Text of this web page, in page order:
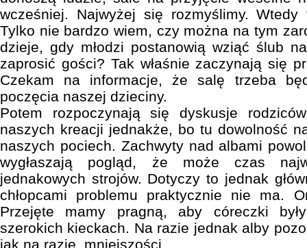
wcześniej. Najwyżej się rozmyślimy.
Tylko nie bardzo wiem, czy można na tym
dzieje, gdy młodzi postanowią wziąć ślub
zaprosić gości? Tak właśnie zaczynają się
Czekam na informacje, że salę trzeba
poczęcia naszej dzieciny.
Potem rozpoczynają się dyskusje
naszych kreacji jednakże, bo tu dowolność
naszych pociech. Zachwyty nad albami
wygłaszają pogląd, że może czas
jednakowych strojów. Dotyczy to jednak
chłopcami problemu praktycznie nie ma.
Przejęte mamy pragną, aby córeczki
szerokich kieckach. Na razie jednak alby
jak na razie, mniejszości.